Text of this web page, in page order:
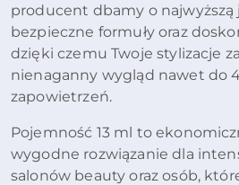
producent dbamy o najwyższą
bezpieczne formuły oraz
dzięki czemu Twoje stylizacje
nienaganny wygląd nawet do
zapowietrzeń.
Pojemność 13 ml to
wygodne rozwiązanie dla
salonów beauty oraz osób,